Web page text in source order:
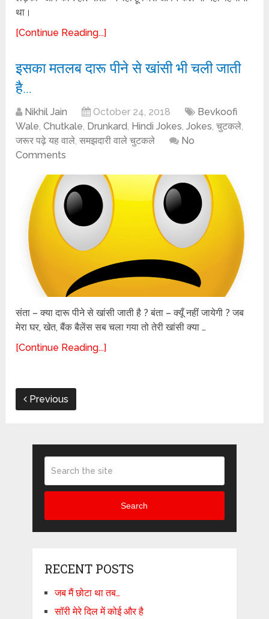
था।
[Continue Reading...]
इसका मतलब दारू पीने से खांसी भी चली जाती
है…
Nikhil Jain October 24, 2018
Bevkoofi
Wale,Chutkale, Drunkard, Hindi Jokes,Jokes,चुटकले,
जरूर पढ़े यह वाले,समझदारी वाले चुटकले
No
Comments
संता – क्या दारू पीने से खांसी जाती है ? बंता – क्यूँ नहीं जायेगी ? जब
मेरा घर, खेत, बैंक बैलेंस सब चला गया तो तेरी खांसी क्या …
[Continue Reading...]
Previous
Search
RECENT POSTS
जब मैं छोटा था तब…
सॉरी मेरे दिल में कोई और है